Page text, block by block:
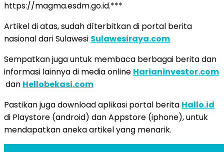
https://magma.esdm.go.id.***
Artikel di atas, sudah dìterbitkan di portal berita
nasional dari Sulawesi Sulawesiraya.com
Sempatkan juga untuk membaca berbagai berita dan
informasi lainnya di media online Harianinvestor.com
dan Hellobekasi.com
Pastikan juga download aplikasi portal berita Hallo.id
di Playstore (android) dan Appstore (iphone), untuk
mendapatkan aneka artikel yang menarik.